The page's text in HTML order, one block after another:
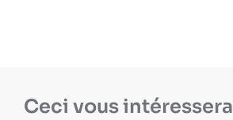
Ceci vous intéressera